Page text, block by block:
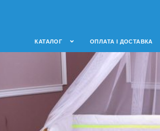
КАТАЛОГ ОПЛАТА І ДОСТАВКА